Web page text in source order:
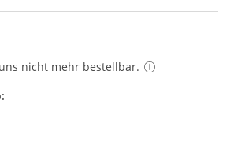
nicht mehr bestellbar.